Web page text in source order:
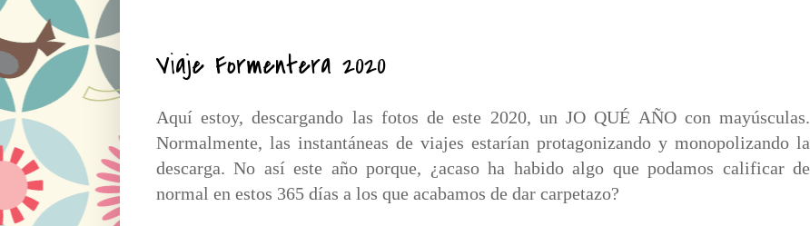
Viaje Formentera 2020
Aquí estoy, descargando las fotos de este 2020, un JO QUÉ AÑO con mayúsculas.
Normalmente, las instantáneas de viajes estarían protagonizando y monopolizando la
descarga. No así este año porque, ¿acaso ha habido algo que podamos calificar de
normal en estos 365 días a los que acabamos de dar carpetazo?